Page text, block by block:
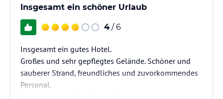
Insgesamt ein schöner Urlaub
4 / 6
Insgesamt ein gutes Hotel.
Großes und sehr gepflegtes Gelände. Schöner und
sauberer Strand, freundliches und zuvorkommendes
Personal.